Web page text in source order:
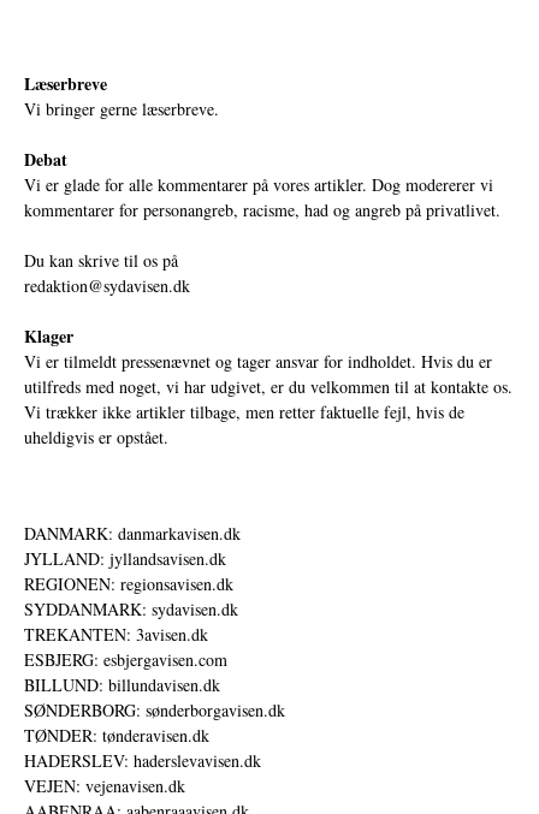
Læserbreve
Vi bringer gerne læserbreve.
Debat
Vi er glade for alle kommentarer på vores artikler. Dog modererer vi
kommentarer for personangreb, racisme, had og angreb på privatlivet.
Du kan skrive til os på
redaktion@sydavisen.dk
Klager
Vi er tilmeldt pressenævnet og tager ansvar for indholdet. Hvis du er
utilfreds med noget, vi har udgivet, er du velkommen til at kontakte os.
Vi trækker ikke artikler tilbage, men retter faktuelle fejl, hvis de
uheldigvis er opstået.
DANMARK: danmarkavisen.dk
JYLLAND: jyllandsavisen.dk
REGIONEN: regionsavisen.dk
SYDDANMARK: sydavisen.dk
TREKANTEN: 3avisen.dk
ESBJERG: esbjergavisen.com
BILLUND: billundavisen.dk
SØNDERBORG: sønderborgavisen.dk
TØNDER: tønderavisen.dk
HADERSLEV: haderslevavisen.dk
VEJEN: vejenavisen.dk